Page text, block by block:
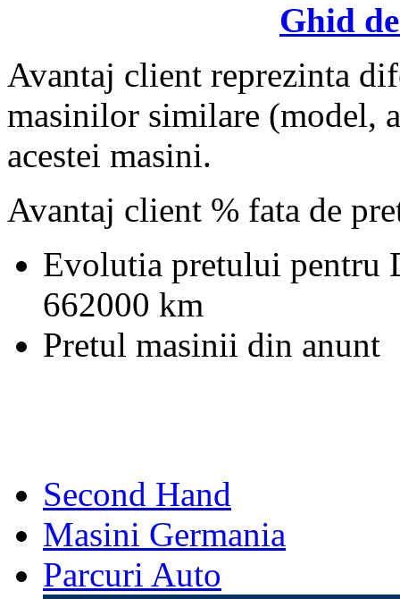
Ghid
Avantaj client reprezinta
masinilor similare (model,
acestei masini.
Avantaj client % fata de
Evolutia pretului pentru
662000 km
Pretul masinii din anunt
Second Hand
Masini Germania
Parcuri Auto